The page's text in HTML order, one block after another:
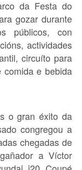
da Festa do
gozar durante
públicos, con
actividades
circuíto para
comida e bebida
o gran éxito da
congregou a
chegadas de
a Víctor